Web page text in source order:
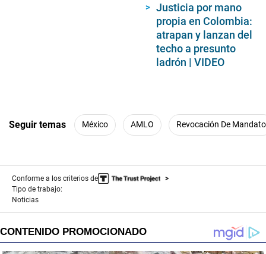
Justicia por mano
propia en Colombia:
atrapan y lanzan del
techo a presunto
ladrón | VIDEO
Seguir temas México AMLO Revocación De Mandato
Conforme a los criterios de
Tipo de trabajo:
Noticias